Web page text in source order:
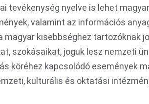
tevékenység nyelve is lehet
valamint az információs
magyar kisebbséghez tartozóknak
szokásaikat, joguk lesz nemzeti
köréhez kapcsolódó események
kulturális és oktatási